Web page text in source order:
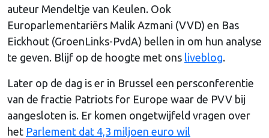
auteur Mendeltje van Keulen. Ook
Europarlementariërs Malik Azmani (VVD) en Bas
Eickhout (GroenLinks-PvdA) bellen in om hun analyse
te geven. Blijf op de hoogte met ons liveblog.
Later op de dag is er in Brussel een persconferentie
van de fractie Patriots for Europe waar de PVV bij
aangesloten is. Er komen ongetwijfeld vragen over
het Parlement dat 4,3 miljoen euro wil